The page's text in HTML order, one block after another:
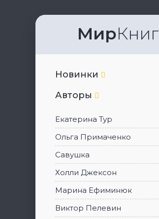
МирКниг
Новинки
Авторы
Екатерина Тур
Ольга Примаченко
Савушка
Холли Джексон
Марина Ефиминюк
Виктор Пелевин